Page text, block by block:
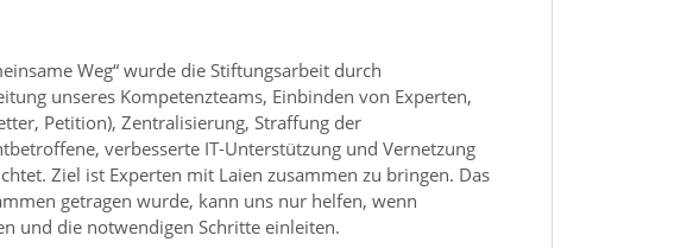
Weg“ wurde die Stiftungsarbeit durch
unseres Kompetenzteams, Einbinden von Experten,
Petition), Zentralisierung, Straffung der
verbesserte IT-Unterstützung und Vernetzung
Ziel ist Experten mit Laien zusammen zu bringen. Das
getragen wurde, kann uns nur helfen, wenn
und die notwendigen Schritte einleiten.